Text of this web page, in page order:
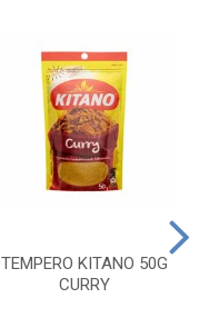
TEMPERO KITANO 50G
CURRY